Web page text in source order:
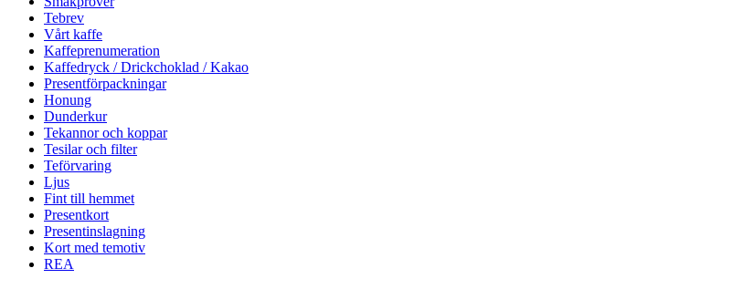
Tebrev
Vårt kaffe
Kaffeprenumeration
Kaffedryck / Drickchoklad / Kakao
Presentförpackningar
Honung
Dunderkur
Tekannor och koppar
Tesilar och filter
Teförvaring
Ljus
Fint till hemmet
Presentkort
Presentinslagning
Kort med temotiv
REA